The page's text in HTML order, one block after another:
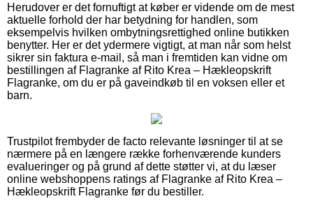
Herudover er det fornuftigt at køber er vidende om de mest
aktuelle forhold der har betydning for handlen, som
eksempelvis hvilken ombytningsrettighed online butikken
benytter. Her er det ydermere vigtigt, at man når som helst
sikrer sin faktura e-mail, så man i fremtiden kan vidne om
bestillingen af Flagranke af Rito Krea – Hækleopskrift
Flagranke, om du er på gaveindkøb til en voksen eller et
barn.
Trustpilot frembyder de facto relevante løsninger til at se
nærmere på en længere række forhenværende kunders
evalueringer og på grund af dette støtter vi, at du læser
online webshoppens ratings af Flagranke af Rito Krea –
Hækleopskrift Flagranke før du bestiller.